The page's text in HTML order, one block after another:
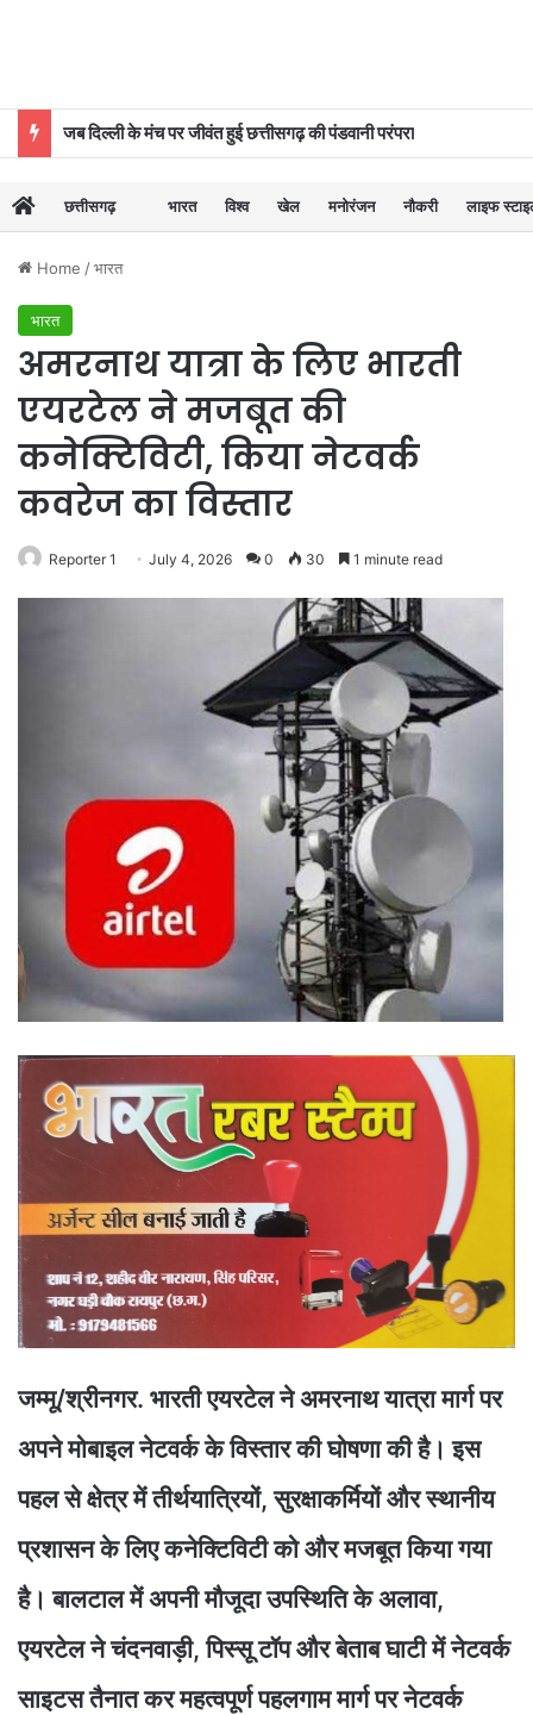
जब दिल्ली के मंच पर जीवंत हुई छत्तीसगढ़ की पंडवानी परंपरा
छत्तीसगढ़ भारत विश्व खेल मनोरंजन नौकरी लाइफ
Home /भारत
भारत
अमरनाथ यात्रा के लिए भारती
एयरटेल ने मजबूत की
कनेक्टिविटी, किया नेटवर्क
कवरेज का विस्तार
Reporter 1 July 4, 2026 0 30 1 minute read
जम्मू/श्रीनगर. भारती एयरटेल ने अमरनाथ यात्रा मार्ग पर
अपने मोबाइल नेटवर्क के विस्तार की घोषणा की है। इस
पहल से क्षेत्र में तीर्थयात्रियों, सुरक्षाकर्मियों और स्थानीय
प्रशासन के लिए कनेक्टिविटी को और मजबूत किया गया
है। बालटाल में अपनी मौजूदा उपस्थिति के अलावा,
एयरटेल ने चंदनवाड़ी, पिस्सू टॉप और बेताब घाटी में नेटवर्क
साइटस तैनात कर महत्वपूर्ण पहलगाम मार्ग पर नेटवर्क